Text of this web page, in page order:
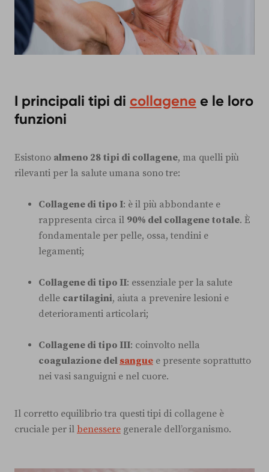
I principali tipi di collagene e le loro
funzioni
Esistono almeno 28 tipi di collagene, ma quelli più
rilevanti per la salute umana sono tre:
Collagene di tipo I: è il più abbondante e
rappresenta circa il 90% del collagene totale. È
fondamentale per pelle, ossa, tendini e
legamenti;
Collagene di tipo II: essenziale per la salute
delle cartilagini, aiuta a prevenire lesioni e
deterioramenti articolari;
Collagene di tipo III: coinvolto nella
coagulazione del sangue e presente soprattutto
nei vasi sanguigni e nel cuore.
Il corretto equilibrio tra questi tipi di collagene è
cruciale per il benessere generale dell’organismo.